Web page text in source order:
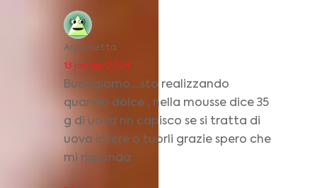
Antonietta
13 janvier 2024
Buongiorno….sto realizzando
quando dolce , nella mousse dice 35
g di uova nn capisco se si tratta di
uova intere o tuorli grazie spero che
mi risponda